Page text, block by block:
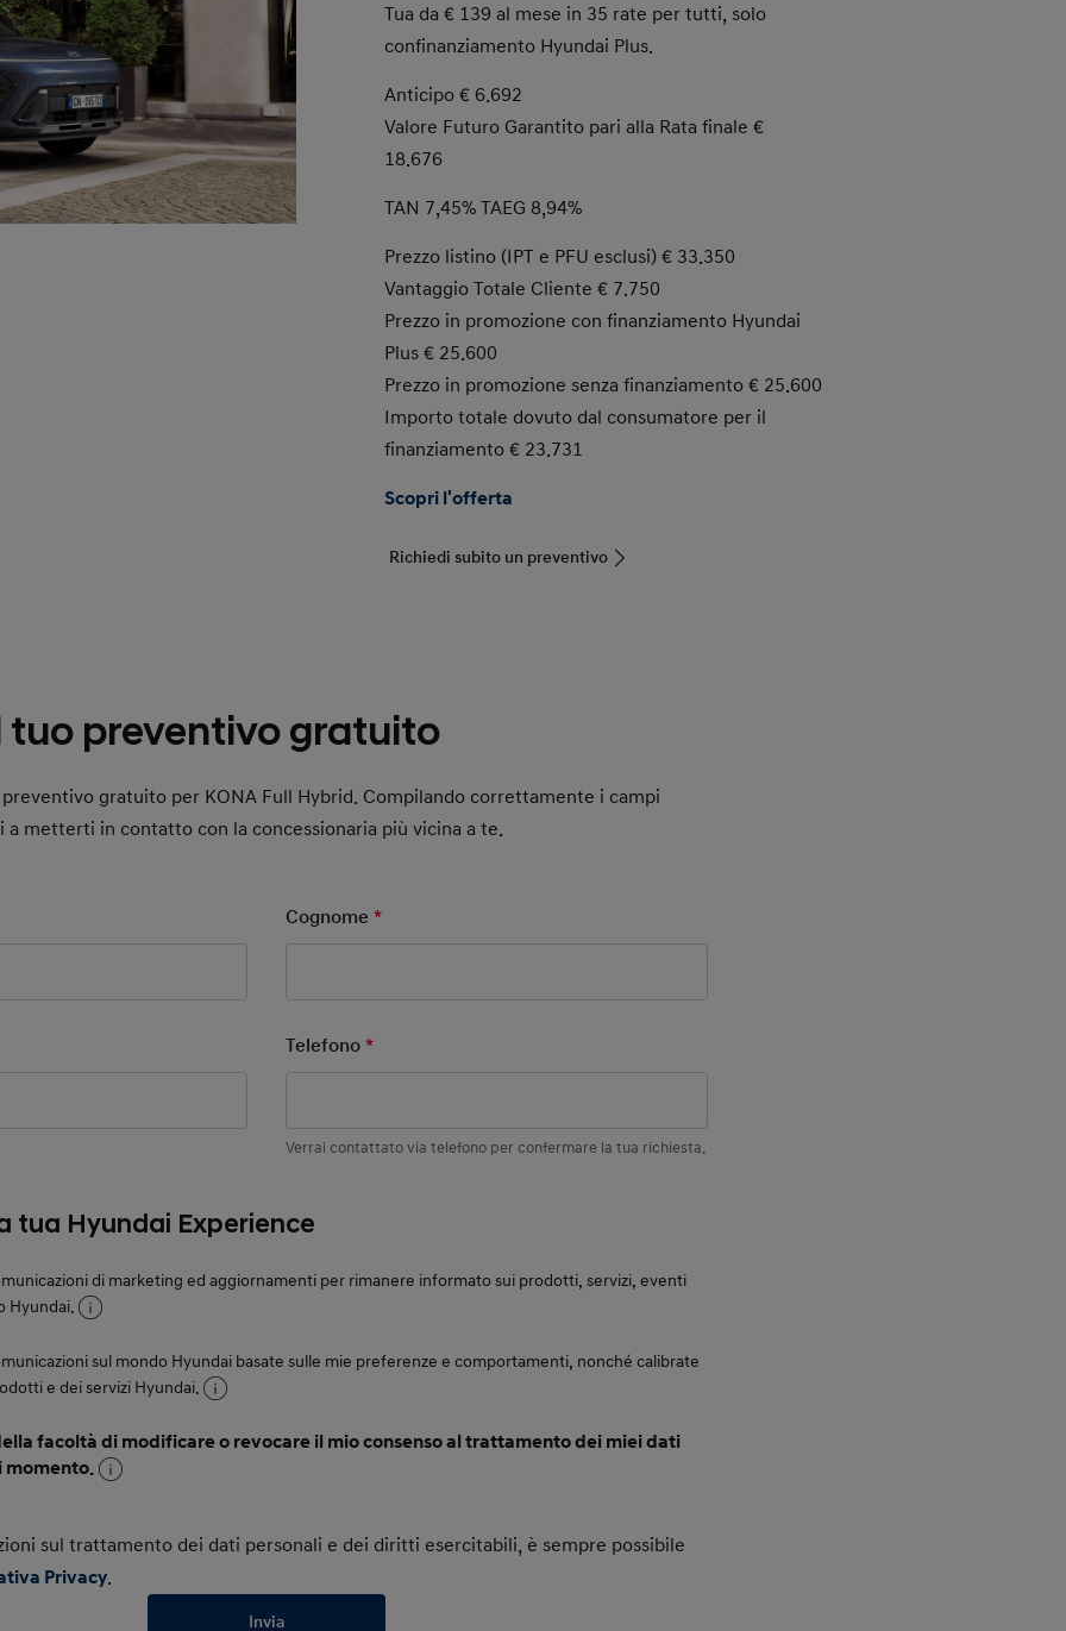
Tua da € 139 al mese in 35 rate per tutti, solo
confinanziamento Hyundai Plus.
Anticipo € 6.692
Valore Futuro Garantito pari alla Rata finale €
18.676
TAN 7,45% TAEG 8,94%
Prezzo listino (IPT e PFU esclusi) € 33.350
Vantaggio Totale Cliente € 7.750
Prezzo in promozione con finanziamento Hyundai
Plus € 25.600
Prezzo in promozione senza finanziamento € 25.600
Importo totale dovuto dal consumatore per il
finanziamento € 23.731
Scopri l'offerta
Richiedi subito un preventivo
tuo preventivo gratuito
gratuito per KONA Full Hybrid. Compilando correttamente i campi
metterti in contatto con la concessionaria più vicina a te.
Cognome*
Telefono*
Verrai contattato via telefono per confermare la tua richiesta.
tua Hyundai Experience
di marketing ed aggiornamenti per rimanere informato sui prodotti, servizi, eventi
Hyundai.
sul mondo Hyundai basate sulle mie preferenze e comportamenti, nonché calibrate
e dei servizi Hyundai.
facoltà di modificare o revocare il mio consenso al trattamento dei miei dati
momento.
sul trattamento dei dati personali e dei diritti esercitabili, è sempre possibile
Privacy.
Invia